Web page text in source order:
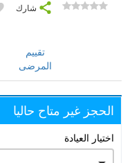
شارك
تقييم
المرضى
الحجز غير متاح حاليا
اختيار العيادة